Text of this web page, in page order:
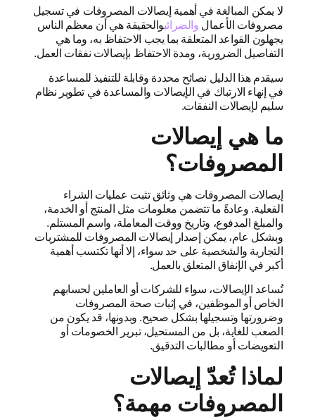
لا يمكن المبالغة في أهمية إيصالات المصروفات في تسجيل
مصروفات الأعمال والضرائبوالحقيقة هي أن معظم الناس
يجهلون القواعد المتعلقة بما يجب الاحتفاظ به، وما هي
التفاصيل الضرورية، ومدة الاحتفاظ بإيصالات نفقات العمل.
سيقدم هذا الدليل نصائح محددة وقابلة للتنفيذ للمساعدة
في إنهاء الارتباك في الإيصالات والمساعدة في تطوير نظام
سليم لإيصالات النفقات.
ما هي إيصالات
المصروفات؟
إيصالات المصروفات هي وثائق تثبت عمليات الشراء
الفعلية. وعادةً ما تتضمن معلومات مثل المنتج أو الخدمة،
والمبلغ المدفوع، وتاريخ ووقت المعاملة، واسم المستلم.
وبشكل عام، يمكن إصدار إيصالات المصروفات للمشتريات
التجارية والشخصية على حد سواء، إلا أنها تكتسب أهمية
أكبر في الإنفاق المتعلق بالعمل.
تُساعد الإيصالات، سواء للشركات أو العاملين لحسابهم
الخاص أو الموظفين، في إثبات صحة المصروفات
وضرورتها وتسجيلها بشكل صحيح. وبدونها، قد يكون من
الصعب للغاية، بل من المستحيل، تبرير الخصومات أو
التعويضات أو مطالبات التدقيق.
لماذا تُعدّ إيصالات
المصروفات مهمة؟